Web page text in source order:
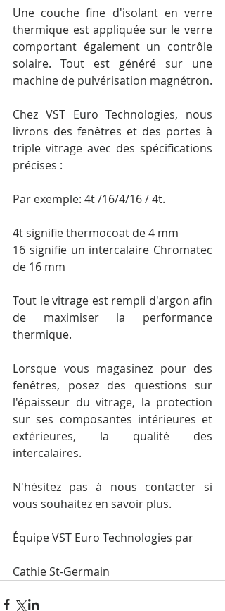
Une couche fine d'isolant en verre
thermique est appliquée sur le verre
comportant également un contrôle
solaire. Tout est généré sur une
machine de pulvérisation magnétron.
Chez VST Euro Technologies, nous
livrons des fenêtres et des portes à
triple vitrage avec des spécifications
précises :
Par exemple: 4t /16/4/16 / 4t.
4t signifie thermocoat de 4 mm
16 signifie un intercalaire Chromatec
de 16 mm
Tout le vitrage est rempli d'argon afin
de maximiser la performance
thermique.
Lorsque vous magasinez pour des
fenêtres, posez des questions sur
l'épaisseur du vitrage, la protection
sur ses composantes intérieures et
extérieures, la qualité des
intercalaires.
N'hésitez pas à nous contacter si
vous souhaitez en savoir plus.
Équipe VST Euro Technologies par
Cathie St-Germain